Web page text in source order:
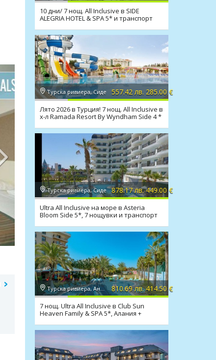
10 дни/ 7 нощ. All Inclusive в SIDE
ALEGRIA HOTEL & SPA 5* и транспорт
Турска ривиера, Сиде 557.42 лв. 285.00 €
Лято 2026 в Турция! 7 нощ. All Inclusive в
х-л Ramada Resort By Wyndham Side 4 *
Турска ривиера, Сиде 878.17 лв. 449.00 €
Ultra All Inclusive на море в Asteria
Bloom Side 5*, 7 нощувки и транспорт
Турска ривиера, Анталия 810.69 лв. 414.50 €
7 нощ. Ultra All Inclusive в Club Sun
Heaven Family & SPA 5*, Алания +